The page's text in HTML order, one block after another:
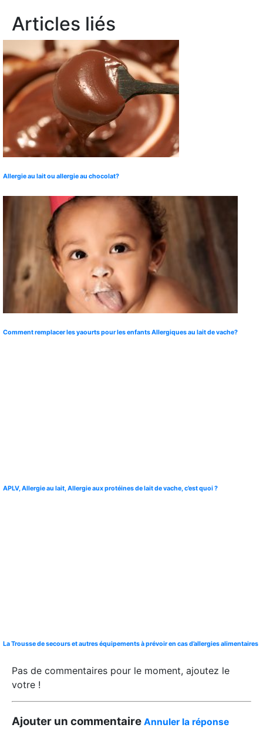
Articles liés
Allergie au lait ou allergie au chocolat?
Comment remplacer les yaourts pour les enfants Allergiques au lait de vache?
APLV, Allergie au lait, Allergie aux protéines de lait de vache, c’est quoi ?
La Trousse de secours et autres équipements à prévoir en cas d’allergies alimentaires
Pas de commentaires pour le moment, ajoutez le
votre !
Ajouter un commentaire Annuler la réponse